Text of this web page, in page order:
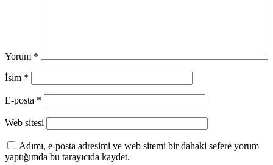
Yorum *
İsim *
E-posta *
Web sitesi
Adımı, e-posta adresimi ve web sitemi bir dahaki sefere yorum
yaptığımda bu tarayıcıda kaydet.